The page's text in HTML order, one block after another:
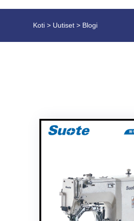
Koti > Uutiset > Blogi